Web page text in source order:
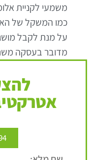
משמעי לקניית
כמו המשקל של
על מנת לקבל
מדובר בעסקה